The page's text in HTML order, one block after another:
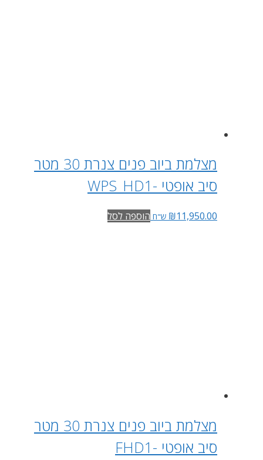
מצלמת ביוב פנים צנרת 30 מטר
סיב אופטי -WPS_HD1
₪11,950.00 ש"ח הוספה לסל
מצלמת ביוב פנים צנרת 30 מטר
סיב אופטי -FHD1